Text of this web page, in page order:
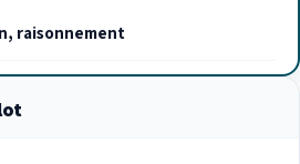
raisonnement